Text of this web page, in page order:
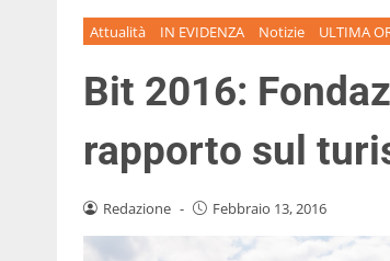
Attualità IN EVIDENZA Notizie ULTIMA
Bit 2016:
rapporto sul
Redazione - Febbraio 13, 2016